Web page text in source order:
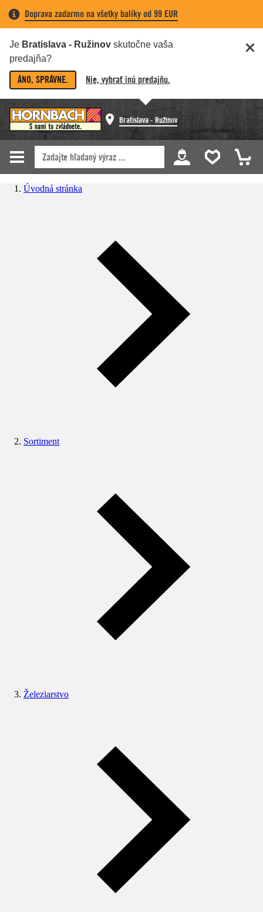
Doprava zadarmo na všetky balíky od 99 EUR
Je Bratislava - Ružinov skutočne vaša
predajňa?
ÁNO, SPRÁVNE. Nie, vybrať inú predajňu.
Bratislava - Ružinov
Úvodná stránka
Sortiment
Železiarstvo